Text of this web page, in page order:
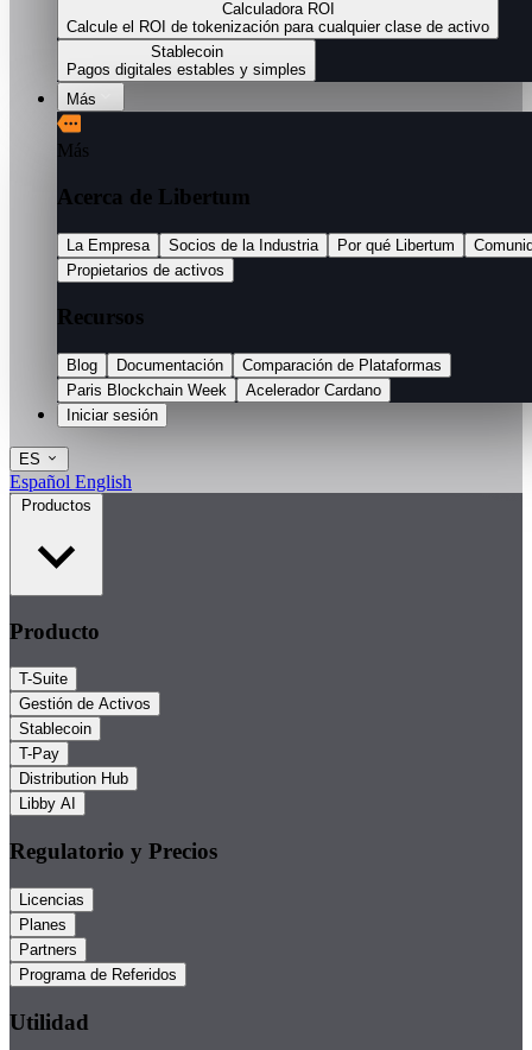
Calculadora ROI
Calcule el ROI de tokenización para cualquier clase de activo
Stablecoin
Pagos digitales estables y simples
Más
Más
Acerca de Libertum
La Empresa Socios de la Industria Por qué Libertum
Propietarios de activos
Recursos
Blog Documentación
Comparación de Plataformas
Paris Blockchain Week
Acelerador Cardano
Iniciar sesión
ES
Español English
Productos
Producto
T-Suite
Gestión de Activos
Stablecoin
T-Pay
Distribution Hub
Libby AI
Regulatorio y Precios
Licencias
Planes
Partners
Programa de Referidos
Utilidad